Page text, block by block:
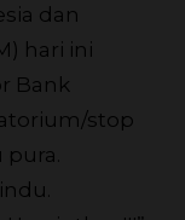
dan
hari ini
Bank
stop